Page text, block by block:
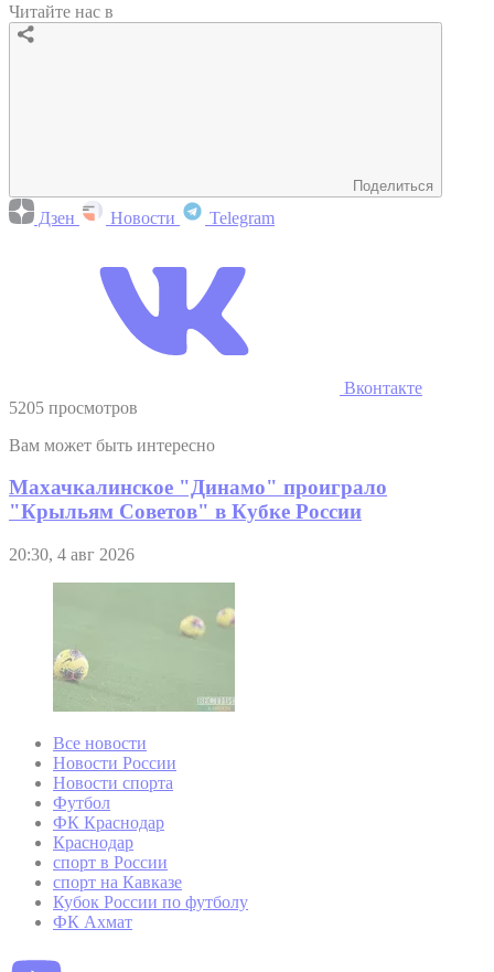
Читайте нас в
Поделиться
Дзен Новости Telegram
Вконтакте
5205 просмотров
Вам может быть интересно
Махачкалинское "Динамо" проиграло
"Крыльям Советов" в Кубке России
20:30, 4 авг 2026
Все новости
Новости России
Новости спорта
Футбол
ФК Краснодар
Краснодар
спорт в России
спорт на Кавказе
Кубок России по футболу
ФК Ахмат